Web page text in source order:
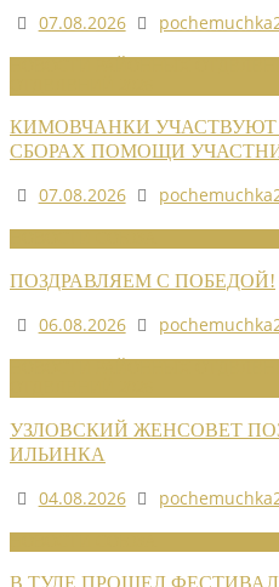
07.08.2026
КИМОВЧАНКИ
СБОРАХ ПОМОЩИ
07.08.2026
ПОЗДРАВЛЯЕМ С ПОБЕДОЙ!
06.08.2026
УЗЛОВСКИЙ ЖЕНСОВЕТ
ИЛЬИНКА
04.08.2026